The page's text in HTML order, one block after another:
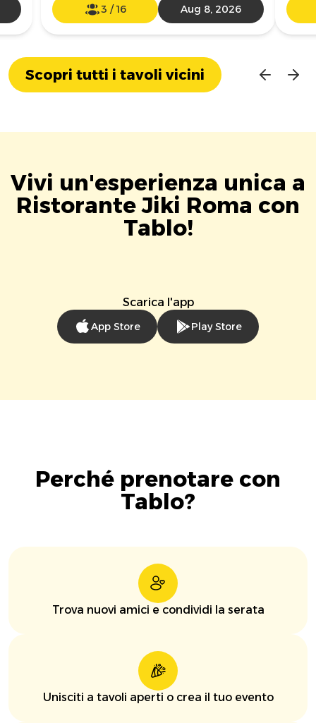
3 /16 Aug 8, 2026
Scopri tutti i tavoli vicini
Vivi un'esperienza unica a
Ristorante Jiki Roma con
Tablo!
Scarica l'app
App Store Play Store
Perché prenotare con
Tablo?
Trova nuovi amici e condividi la serata
Unisciti a tavoli aperti o crea il tuo evento